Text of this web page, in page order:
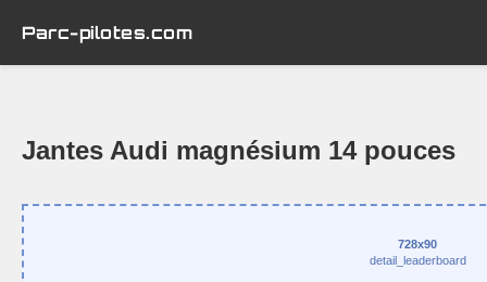
Parc-pilotes.com
Jantes Audi magnésium 14 pouces
728x90
detail_leaderboard